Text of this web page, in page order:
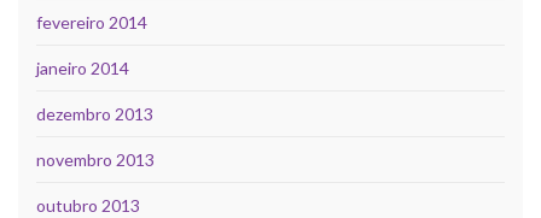
fevereiro 2014
janeiro 2014
dezembro 2013
novembro 2013
outubro 2013